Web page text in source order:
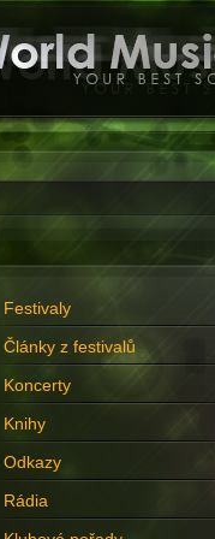
Festivaly
Články z festivalů
Koncerty
Knihy
Odkazy
Rádia